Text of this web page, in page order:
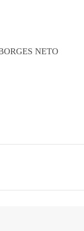
NETO